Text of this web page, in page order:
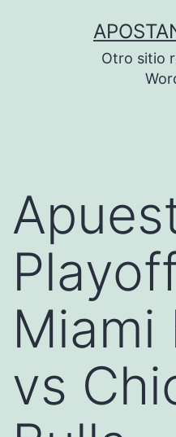
Otro sitio
Miami
vs